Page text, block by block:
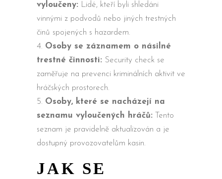
vyloučeny: Lidé, kteří byli shledáni
vinnými z podvodů nebo jiných trestných
činů spojených s hazardem.
Osoby se záznamem o násilné
trestné činnosti: Security check se
zaměřuje na prevenci kriminálních aktivit ve
hráčských prostorech.
Osoby, které se nacházejí na
seznamu vyloučených hráčů: Tento
seznam je pravidelně aktualizován a je
dostupný provozovatelům kasin.
JAK SE